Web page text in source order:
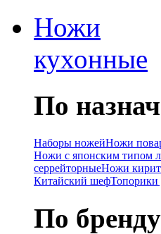
Ножи
кухонные
По
Наборы ножейНожи
Ножи с японским типом
серрейторныеНожи
Китайский шефТопорики
По бренду